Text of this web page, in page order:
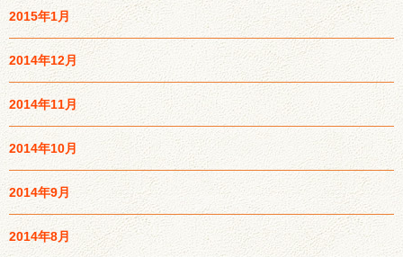
2015年1月
2014年12月
2014年11月
2014年10月
2014年9月
2014年8月